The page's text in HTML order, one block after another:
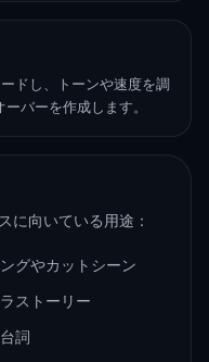
ドし、トーンや速度を調
バーを作成します。
に向いている用途：
グやカットシーン
ストーリー
詞